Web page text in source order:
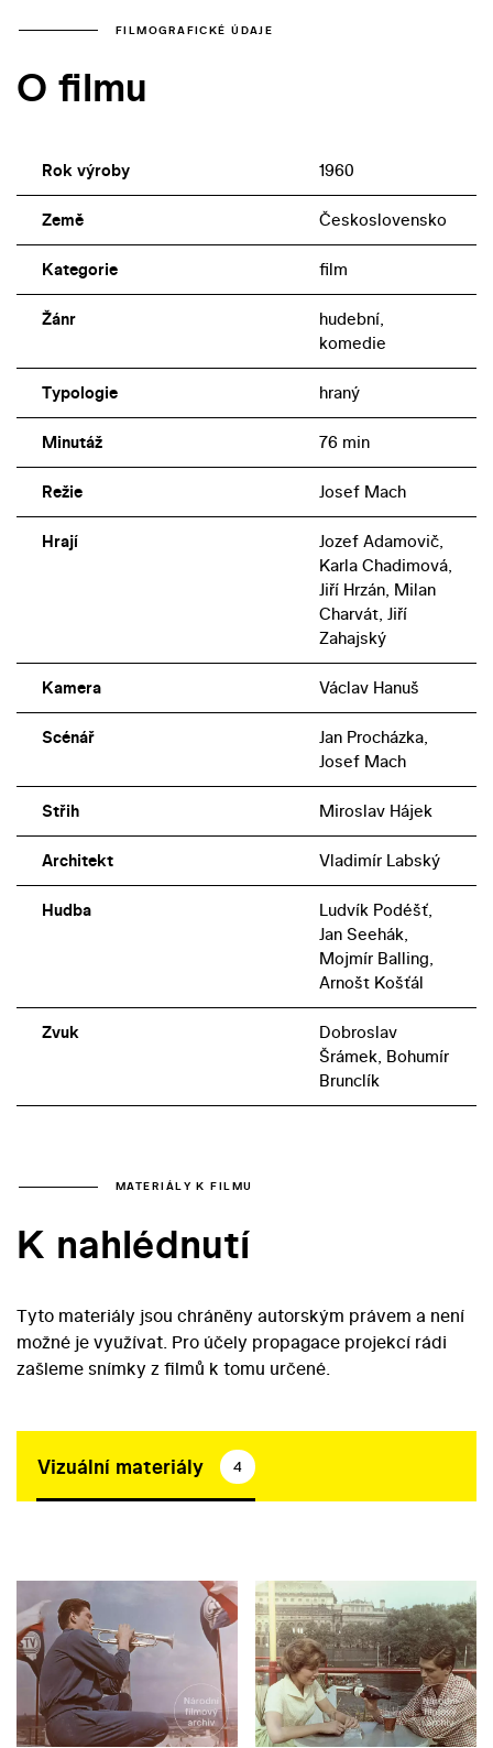
FILMOGRAFICKÉ ÚDAJE
O filmu
Rok výroby 1960
Země Československo
Kategorie film
Žánr
hudební,
komedie
Typologie hraný
Minutáž 76 min
Režie Josef Mach
Hrají
Jozef Adamovič,
Karla Chadimová,
Jiří Hrzán, Milan
Charvát, Jiří
Zahajský
Kamera Václav Hanuš
Scénář
Jan Procházka,
Josef Mach
Střih Miroslav Hájek
Architekt Vladimír Labský
Hudba
Ludvík Podéšť,
Jan Seehák,
Mojmír Balling,
Arnošt Košťál
Zvuk
Dobroslav
Šrámek, Bohumír
Brunclík
MATERIÁLY K FILMU
K nahlédnutí
Tyto materiály jsou chráněny autorským právem a není
možné je využívat. Pro účely propagace projekcí rádi
zašleme snímky z filmů k tomu určené.
Vizuální materiály 4